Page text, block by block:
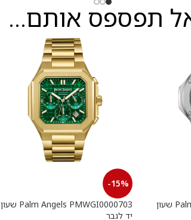
תפספס אותם...
Palm Angels PMWGI0000901 שעון
-15%
Palm Angels PMWGI0000703 שעון
יד לגבר